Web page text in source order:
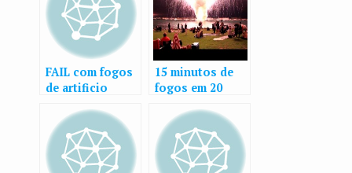
FAIL com fogos
de artificio
15 minutos de
fogos em 20